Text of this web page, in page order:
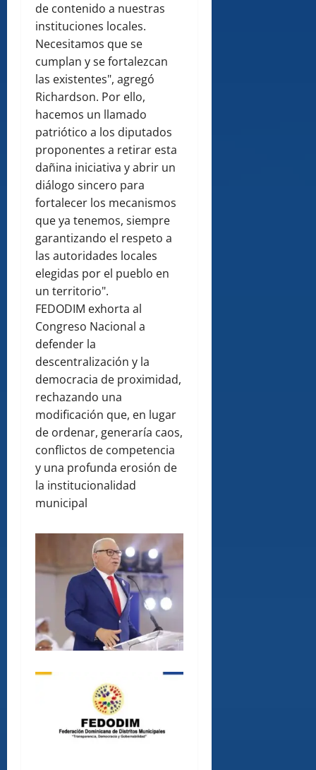
de contenido a nuestras
instituciones locales.
Necesitamos que se
cumplan y se fortalezcan
las existentes", agregó
Richardson. Por ello,
hacemos un llamado
patriótico a los diputados
proponentes a retirar esta
dañina iniciativa y abrir un
diálogo sincero para
fortalecer los mecanismos
que ya tenemos, siempre
garantizando el respeto a
las autoridades locales
elegidas por el pueblo en
un territorio".
FEDODIM exhorta al
Congreso Nacional a
defender la
descentralización y la
democracia de proximidad,
rechazando una
modificación que, en lugar
de ordenar, generaría caos,
conflictos de competencia
y una profunda erosión de
la institucionalidad
municipal